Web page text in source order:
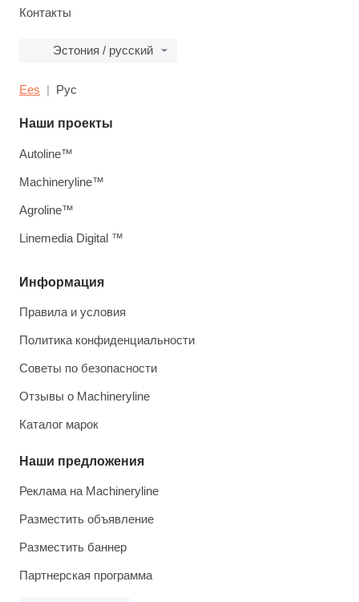
Контакты
Эстония / русский
Ees Рус
Информация
Правила и условия
Политика конфиденциальности
Советы по безопасности
Отзывы о Machineryline
Каталог марок
Наши предложения
Реклама на Machineryline
Разместить объявление
Разместить баннер
Партнерская программа
Наши проекты
Autoline™
Machineryline™
Agroline™
Linemedia Digital ™